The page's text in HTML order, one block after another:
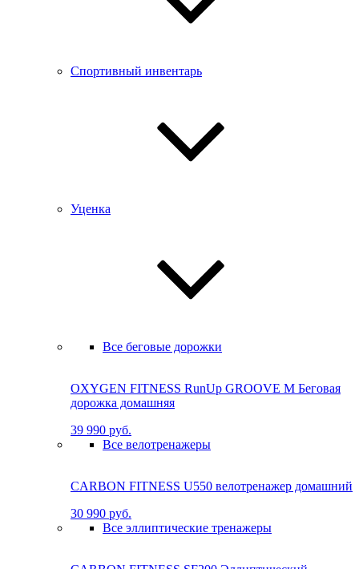
Спортивный инвентарь
Уценка
Все беговые дорожки
OXYGEN FITNESS RunUp GROOVE M Бе­го­вая
до­рож­ка до­маш­няя
39 990 руб.
Все велотренажеры
CARBON FITNESS U550 велотренажер домашний
30 990 руб.
Все эллиптические тренажеры